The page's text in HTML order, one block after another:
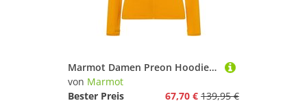
Marmot Damen Preon Hoodie Jacke
von Marmot
Bester Preis
67,70 € 139,95 €